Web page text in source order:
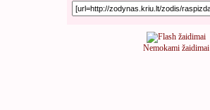
Nemokami žaidimai